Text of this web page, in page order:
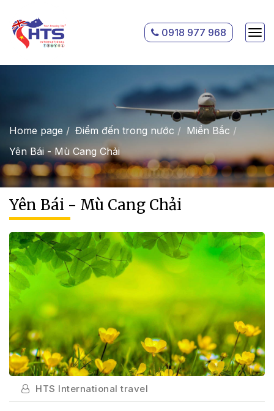
0918 977 968
Home page Điểm đến trong nước
Miền Bắc
Yên Bái - Mù Cang Chải
Yên Bái - Mù Cang Chải
HTS International travel